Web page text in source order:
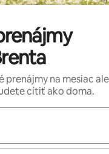
na mesiac
cítiť ako doma.
dispozícii, môžete si ich